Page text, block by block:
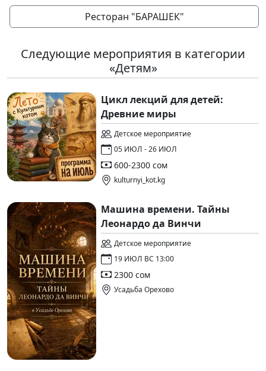
Ресторан "БАРАШЕК"
Следующие мероприятия в категории
«Детям»
Цикл лекций для детей:
Древние миры
Детское мероприятие
05 ИЮЛ - 26 ИЮЛ
600-2300 сом
kulturnyi_kot.kg
Машина времени. Тайны
Леонардо да Винчи
Детское мероприятие
19 ИЮЛ ВС 13:00
2300 сом
Усадьба Орехово